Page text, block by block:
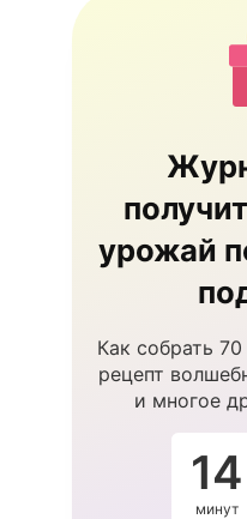
урожай
Как собрать
рецепт
и многое
14
минут